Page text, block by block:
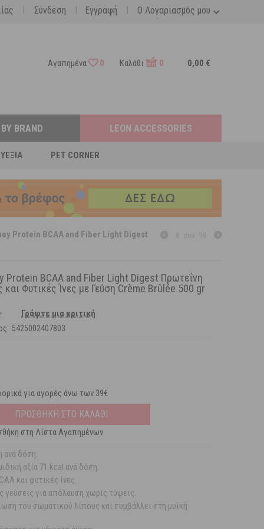
Ο Λογαριασμός μου
| Σύνδεση | Εγγραφή |
Αγαπημένα 0 Καλάθι 0 0,00 €
PET CORNER
BRAND LEON ACCESSORIES
Protein BCAA and Fiber Light Digest
Protein BCAA and Fiber Light Digest Πρωτεΐνη
και Φυτικές Ίνες με Γεύση Crème Brûlée 500 gr
Γράψτε μια κριτική
5425002407803
για αγορές άνω των 39€
ΠΡΟΣΘΗΚΗ ΣΤΟ ΚΑΛΑΘΙ
στη Λίστα Αγαπημένων
ανά δόση.
αξία 71 kcal ανά δόση.
και φυτικές ίνες.
γεύσεις για απόλαυση χωρίς τύψεις.
του σωματικού λίπους και συμβάλλει στη μυϊκή